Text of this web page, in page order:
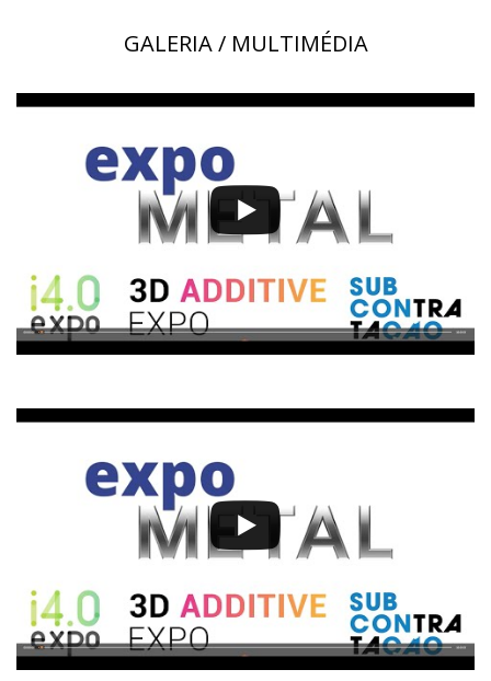
GALERIA / MULTIMÉDIA